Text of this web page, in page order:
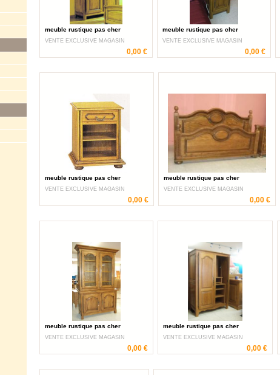
meuble rustique pas cher
VENTE EXCLUSIVE MAGASIN
0,00 €
meuble rustique pas cher
VENTE EXCLUSIVE MAGASIN
0,00 €
meuble rustique pas cher
VENTE EXCLUSIVE MAGASIN
0,00 €
meuble rustique pas cher
VENTE EXCLUSIVE MAGASIN
0,00 €
meuble rustique pas cher
VENTE EXCLUSIVE MAGASIN
0,00 €
meuble rustique pas cher
VENTE EXCLUSIVE MAGASIN
0,00 €